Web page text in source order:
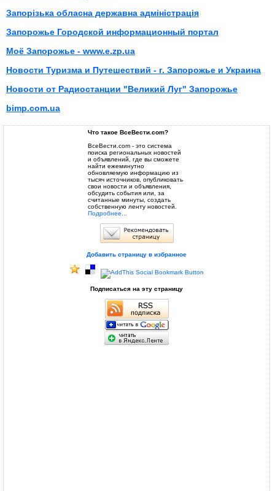
Запорізька обласна державна адміністрація
Запорожье Городской информационный портал
Моё Запорожье - www.e.zp.ua
Новости Туризма и Путешествий - г. Запорожье и Украина
Новости от Радиостанции "Великий Луг" Запорожье
bimp.com.ua
Что такое ВсеВести.com?
ВсеВести.com - это система
поиска региональных новостей
и объявлений, где вы сможете
найти ежеминутно
обновляемую информацию из
тысяч источников, опубликовать
свои новости и объявления,
обсудить события или, за
считанные минуты, создать
собственную ленту новостей.
Подробнее...
Добавить страницу в избранное
Подписаться на эту страницу